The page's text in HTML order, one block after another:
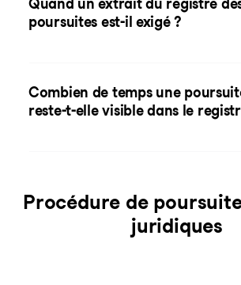
Quand un extrait du registre
poursuites est-il exigé ?
Combien de temps une
reste-t-elle visible dans le
Procédure de
juridiques